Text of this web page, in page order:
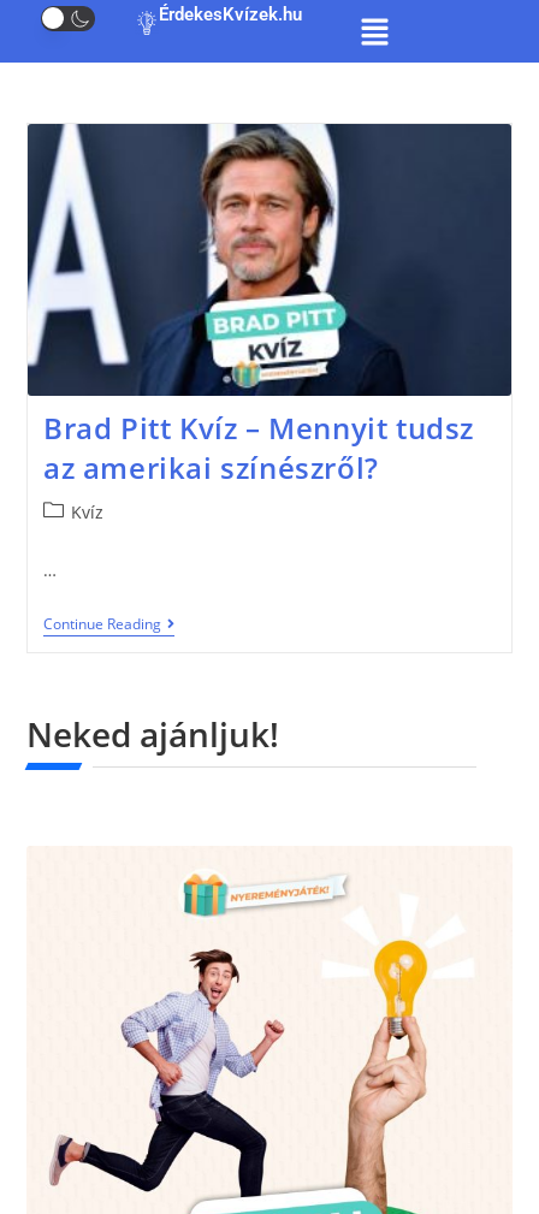
ÉrdekesKvízek.hu
Brad Pitt Kvíz – Mennyit tudsz
az amerikai színészről?
Kvíz
…
Continue Reading
Neked ajánljuk!